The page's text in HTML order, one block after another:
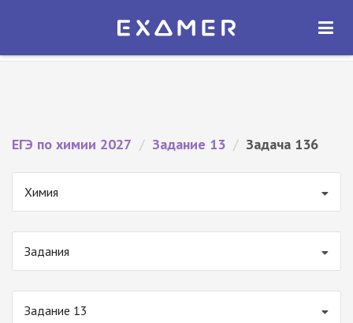
Экзамер — ЕГЭ 2027
ОТКРЫТЬ
ЕГЭ по химии 2027 / Задание 13 / Задача 136
Химия
Задания
Задание 13